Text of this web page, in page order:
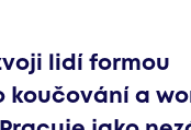
lidí formou
a